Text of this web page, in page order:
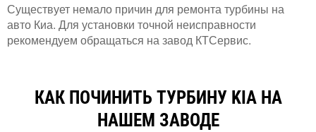
Существует немало причин для ремонта турбины на
авто Киа. Для установки точной неисправности
рекомендуем обращаться на завод КТСервис.
КАК ПОЧИНИТЬ ТУРБИНУ KIA НА
НАШЕМ ЗАВОДЕ